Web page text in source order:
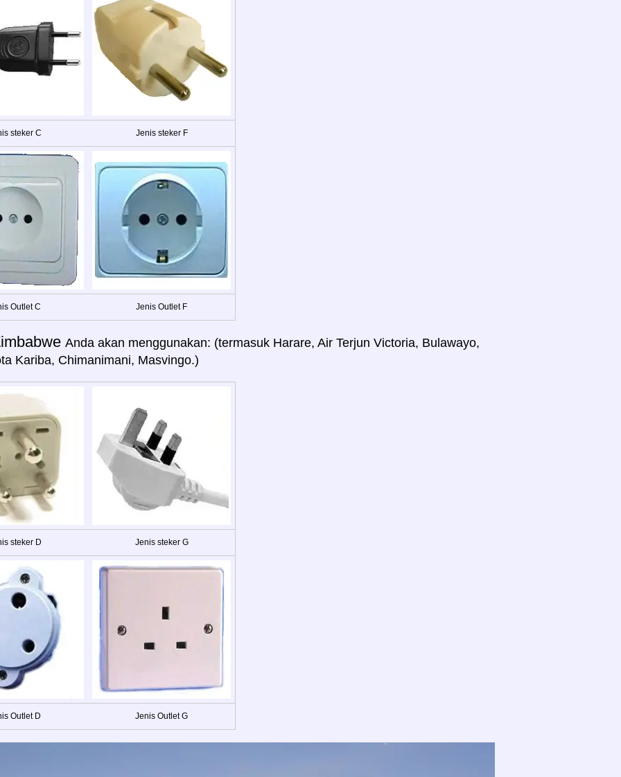
steker C Jenis steker F
Outlet C Jenis Outlet F
Anda akan menggunakan: (termasuk Harare, Air Terjun Victoria, Bulawayo,
Kariba, Chimanimani, Masvingo.)
steker D Jenis steker G
Outlet D Jenis Outlet G